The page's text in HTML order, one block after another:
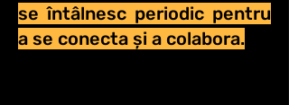
se întâlnesc periodic pentru
a se conecta și a colabora.